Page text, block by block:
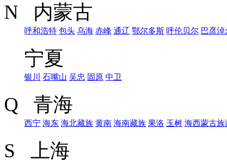
N 内蒙古
呼和浩特 包头 乌海 赤峰 通辽 鄂尔多斯 呼伦贝尔 巴彦淖
宁夏
银川 石嘴山 吴忠 固原 中卫
Q 青海
西宁 海东 海北藏族 黄南 海南藏族 果洛 玉树 海西蒙古族
S 上海